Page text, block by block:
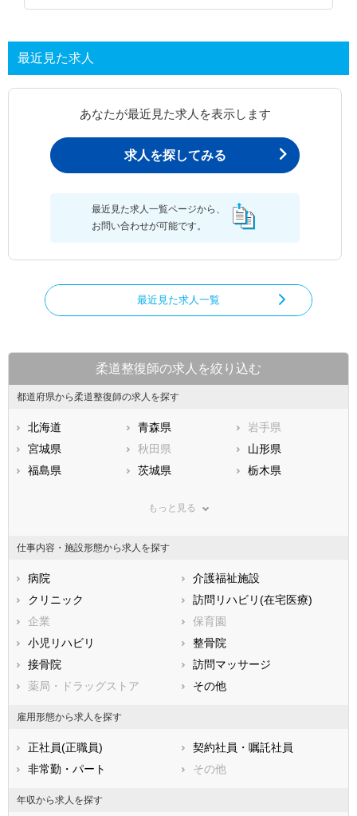
最近見た求人
あなたが最近見た求人を表示します
求人を探してみる
最近見た求人一覧ページから、
お問い合わせが可能です。
最近見た求人一覧
柔道整復師の求人を絞り込む
都道府県から柔道整復師の求人を探す
北海道 青森県
岩手県
宮城県
秋田県
山形県
福島県
茨城県
栃木県
神奈川県
石川県
福井県
静岡県
三重県
滋賀県
大阪府
兵庫県
鳥取県
広島県
徳島県
香川県
愛媛県
鹿児島県
もっと見る
仕事内容・施設形態から求人を探す
病院
介護福祉施設
クリニック
訪問リハビリ(在宅医療)
企業
保育園
小児リハビリ
整骨院
接骨院
訪問マッサージ
薬局・ドラッグストア
その他
雇用形態から求人を探す
正社員(正職員)
契約社員・嘱託社員
非常勤・パート
その他
年収から求人を探す